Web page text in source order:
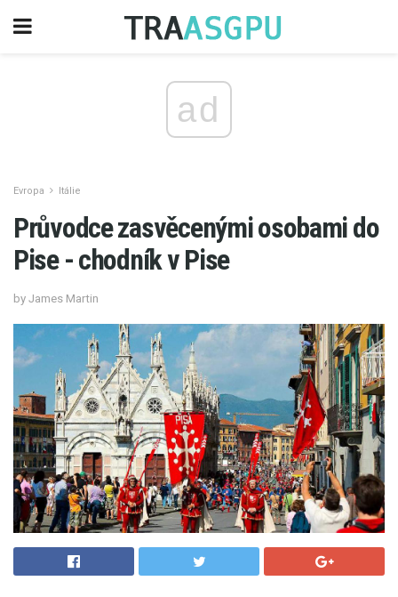
ad
Evropa Itálie
Průvodce zasvěcenými osobami do
Pise - chodník v Pise
by James Martin